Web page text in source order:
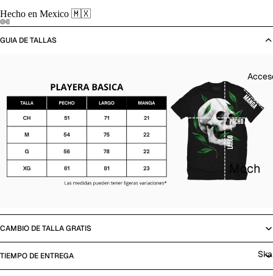
Overo
Panta
lones
y
berm
udas
Calce
Suda
Cham
Moch
Carte
ras
Hecho en Mexico 🇲🇽
GUIA DE TALLAS
CAMBIO DE TALLA GRATIS
TIEMPO DE ENTREGA